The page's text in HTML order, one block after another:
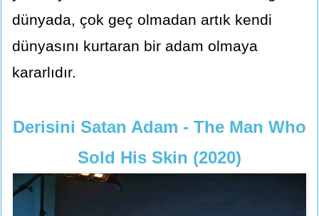
dünyada, çok geç olmadan artık kendi
dünyasını kurtaran bir adam olmaya
kararlıdır.
Derisini Satan Adam - The Man Who
Sold His Skin (2020)